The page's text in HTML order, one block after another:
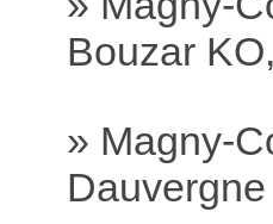
Bouzar
» Magny-